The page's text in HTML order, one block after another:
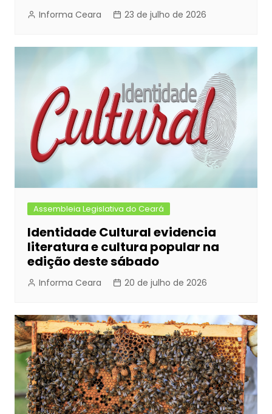
Informa Ceara 23 de julho de 2026
Assembleia Legislativa do Ceará
Identidade Cultural evidencia
literatura e cultura popular na
edição deste sábado
Informa Ceara 20 de julho de 2026